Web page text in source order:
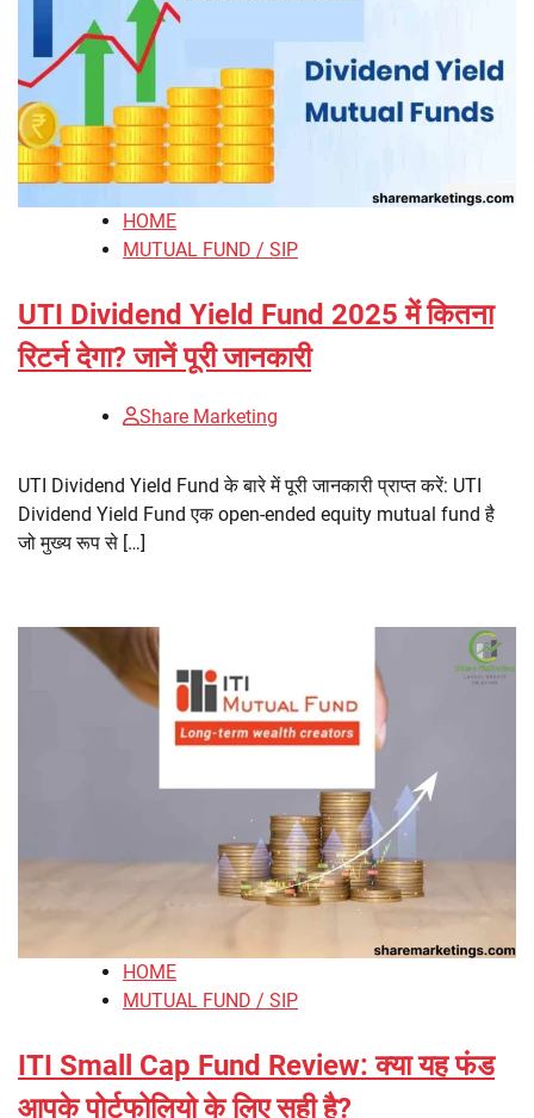
HOME
MUTUAL FUND / SIP
UTI Dividend Yield Fund 2025 में कितना
रिटर्न देगा? जानें पूरी जानकारी
Share Marketing
UTI Dividend Yield Fund के बारे में पूरी जानकारी प्राप्त करें: UTI
Dividend Yield Fund एक open-ended equity mutual fund है
जो मुख्य रूप से […]
HOME
MUTUAL FUND / SIP
ITI Small Cap Fund Review: क्या यह फंड
आपके पोर्टफोलियो के लिए सही है?